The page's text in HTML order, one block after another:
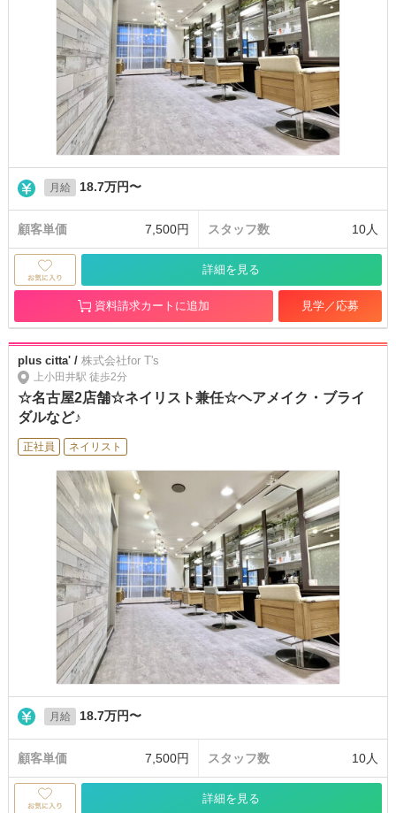
月給 18.7万円〜
顧客単価 7,500円 スタッフ数 10人
詳細を見る
資料請求カートに追加 見学／応募
plus citta' / 株式会社for T's
上小田井駅 徒歩2分
☆名古屋2店舗☆ネイリスト兼任☆ヘアメイク・ブライ
ダルなど♪
正社員 ネイリスト
月給 18.7万円〜
顧客単価 7,500円 スタッフ数 10人
詳細を見る